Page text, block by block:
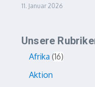
11. Januar 2026
Unsere
Afrika 16
Aktion